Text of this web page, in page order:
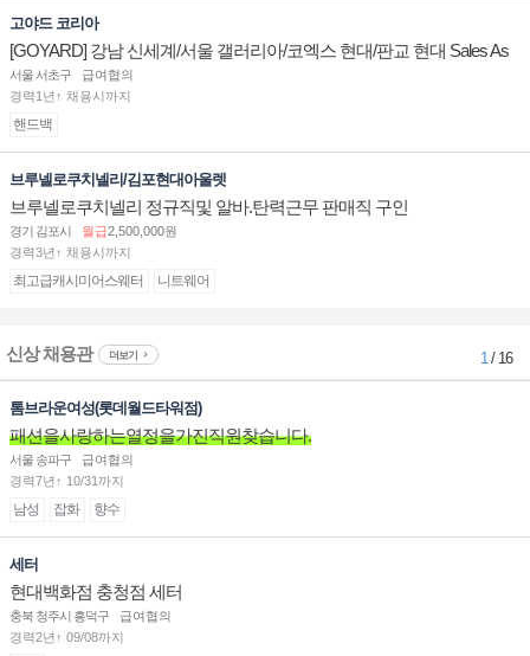
고야드 코리아
[GOYARD] 강남 신세계/서울 갤러리아/코엑스 현대/판교 현대 Sales As
sociate 채용
서울 서초구
급여협의
경력1년↑ 채용시까지
핸드백
브루넬로쿠치넬리/김포현대아울렛
브루넬로쿠치넬리 정규직및 알바.탄력근무 판매직 구인
경기 김포시 월급2,500,000원
경력3년↑ 채용시까지
최고급캐시미어스웨터 니트웨어
신상 채용관 더보기 1/ 16
톰브라운여성(롯데월드타워점)
패션을사랑하는열정을가진직원찾습니다.
서울 송파구
급여협의
경력7년↑ 10/31까지
남성 잡화 향수
세터
현대백화점 충청점 세터
충북 청주시 흥덕구
급여협의
경력2년↑ 09/08까지